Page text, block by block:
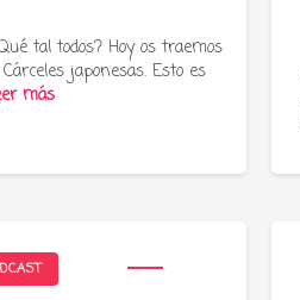
tal todos? Hoy os traemos
japonesas. Esto es
más